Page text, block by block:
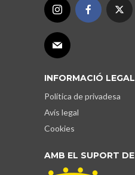
INFORMACIÓ LEGAL
Política de privadesa
Avís legal
Cookies
AMB EL SUPORT DE